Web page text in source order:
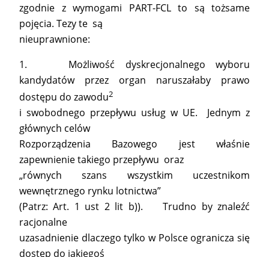
zgodnie z wymogami PART-FCL to są tożsame
pojęcia. Tezy te są
nieuprawnione:
1. Możliwość dyskrecjonalnego wyboru
kandydatów przez organ naruszałaby prawo
dostępu do zawodu2
i swobodnego przepływu usług w UE. Jednym z
głównych celów
Rozporządzenia Bazowego jest właśnie
zapewnienie takiego przepływu oraz
„równych szans wszystkim uczestnikom
wewnętrznego rynku lotnictwa”
(Patrz: Art. 1 ust 2 lit b)). Trudno by znaleźć
racjonalne
uzasadnienie dlaczego tylko w Polsce ogranicza się
dostęp do jakiegoś